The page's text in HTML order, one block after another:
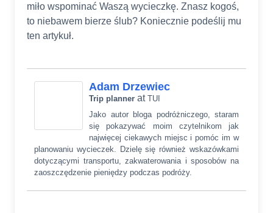
miło wspominać Waszą wycieczkę. Znasz kogoś,
to niebawem bierze ślub? Koniecznie podeślij mu
ten artykuł.
Adam Drzewiec
Trip planner at TUI
Jako autor bloga podróżniczego, staram
się pokazywać moim czytelnikom jak
najwięcej ciekawych miejsc i pomóc im w
planowaniu wycieczek. Dzielę się również wskazówkami
dotyczącymi transportu, zakwaterowania i sposobów na
zaoszczędzenie pieniędzy podczas podróży.